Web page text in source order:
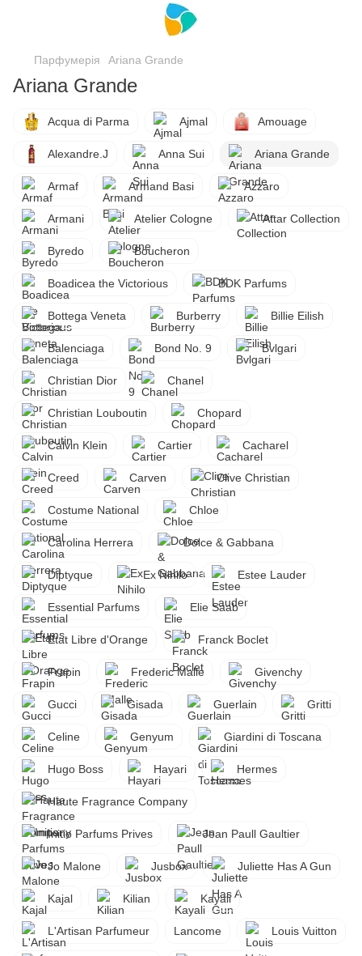
Парфумерія Ariana Grande
Ariana Grande
Acqua di Parma Ajmal Amouage
Alexandre.J Anna Sui Ariana Grande
Armaf Armand Basi Azzaro
Armani Atelier Cologne Attar Collection
Byredo Boucheron
Boadicea the Victorious BDK Parfums
Bottega Veneta Burberry Billie Eilish
Balenciaga Bond No. 9 Bvlgari
Christian Dior Chanel
Christian Louboutin Chopard
Calvin Klein Cartier Cacharel
Creed Carven Clive Christian
Costume National Chloe
Carolina Herrera Dolce & Gabbana
Diptyque Ex Nihilo Estee Lauder
Essential Parfums Elie Saab
Etat Libre d'Orange Franck Boclet
Frapin Frederic Malle Givenchy
Gucci Gisada Guerlain Gritti
Celine Genyum Giardini di Toscana
Hugo Boss Hayari Hermes
Haute Fragrance Company
Initio Parfums Prives Jean Paull Gaultier
Jo Malone Jusbox Juliette Has A Gun
Kajal Kilian Kayali
L'Artisan Parfumeur Lancome Louis Vuitton